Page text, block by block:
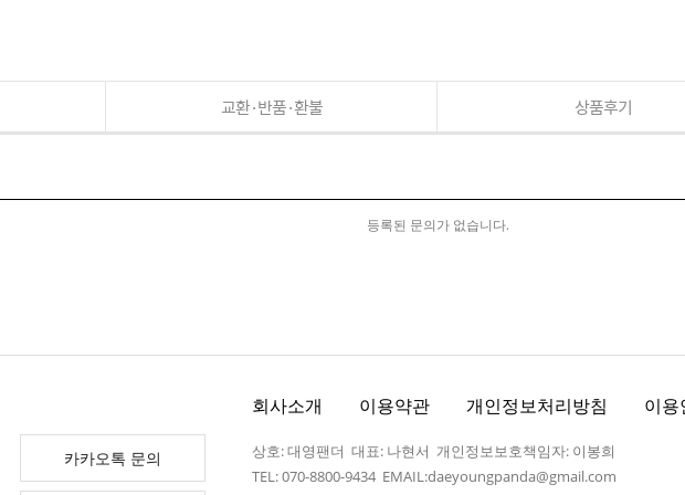
교환·반품·환불 상품후기
등록된 문의가 없습니다.
카카오톡 문의
회사소개 이용약관 개인정보처리방침 이용
상호: 대영팬더 대표: 나현서 개인정보보호책임자: 이봉희
TEL: 070-8800-9434 EMAIL:daeyoungpanda@gmail.com